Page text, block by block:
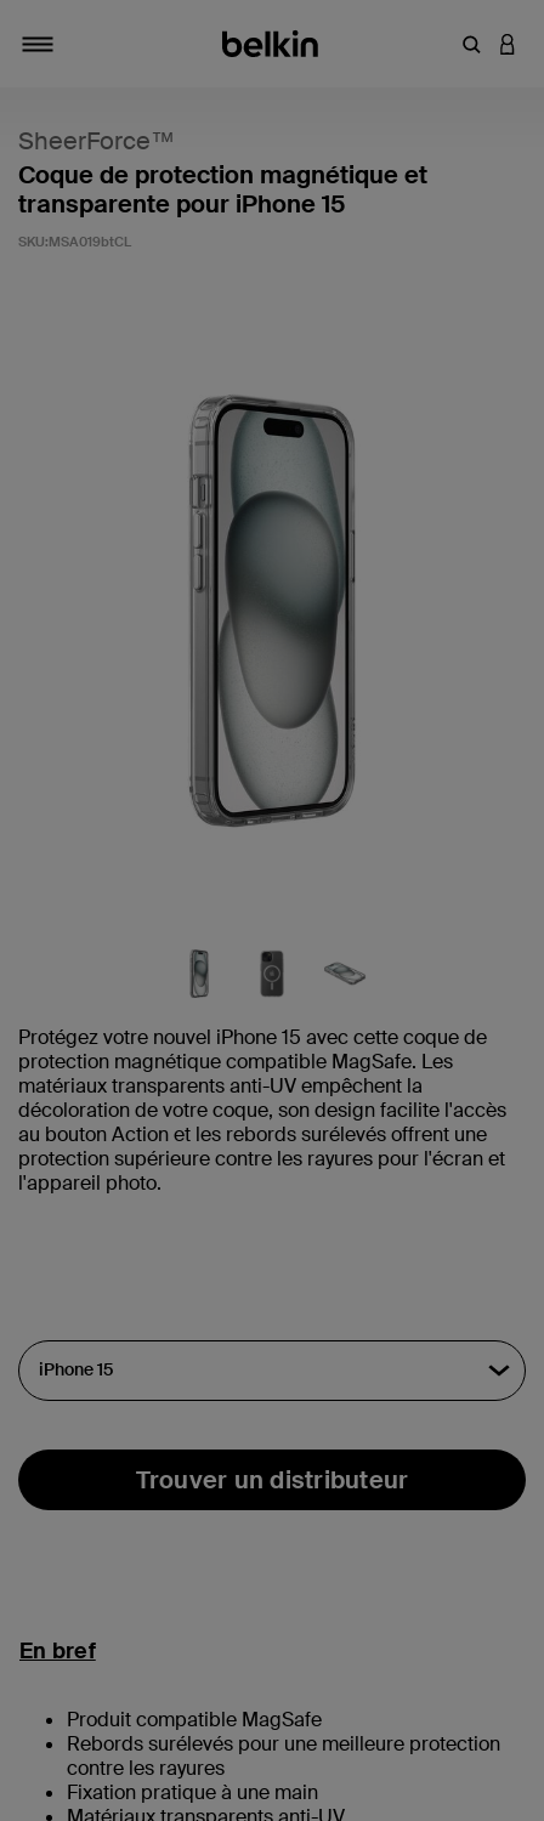
Saisir
SheerForce™
Coque de protection magnétique et
transparente pour iPhone 15
SKU:MSA019btCL
Protégez votre nouvel iPhone 15 avec cette coque de
protection magnétique compatible MagSafe. Les
matériaux transparents anti-UV empêchent la
décoloration de votre coque, son design facilite l'accès
au bouton Action et les rebords surélevés offrent une
protection supérieure contre les rayures pour l'écran et
l'appareil photo.
Trouver un distributeur
En bref
Produit compatible MagSafe
Rebords surélevés pour une meilleure protection
contre les rayures
Fixation pratique à une main